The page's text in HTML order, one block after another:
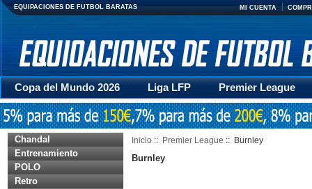
EQUIPACIONES DE FUTBOL BARATAS MI CUENTA
Copa del Mundo 2026 Liga LFP
Premier League
Mujer
Otras series Accesorios Entrenamiento
Chandal
Entrenamiento
POLO
Retro
Inicio :: Premier League :: Burnley
Burnley